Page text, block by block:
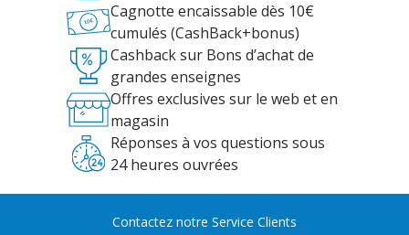
Cagnotte encaissable dès 10€
cumulés (CashBack+bonus)
Cashback sur Bons d’achat de
grandes enseignes
Offres exclusives sur le web et en
magasin
Réponses à vos questions sous
24 heures ouvrées
Contactez notre Service Clients